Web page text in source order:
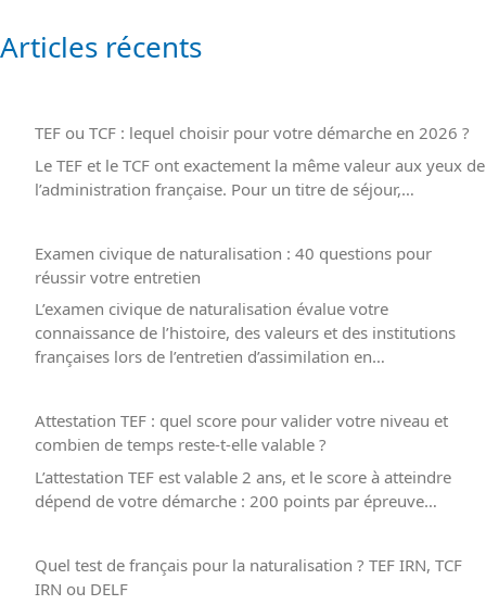
Articles récents
TEF ou TCF : lequel choisir pour votre démarche en 2026 ?
Le TEF et le TCF ont exactement la même valeur aux yeux de
l’administration française. Pour un titre de séjour,…
Examen civique de naturalisation : 40 questions pour
réussir votre entretien
L’examen civique de naturalisation évalue votre
connaissance de l’histoire, des valeurs et des institutions
françaises lors de l’entretien d’assimilation en…
Attestation TEF : quel score pour valider votre niveau et
combien de temps reste-t-elle valable ?
L’attestation TEF est valable 2 ans, et le score à atteindre
dépend de votre démarche : 200 points par épreuve…
Quel test de français pour la naturalisation ? TEF IRN, TCF
IRN ou DELF